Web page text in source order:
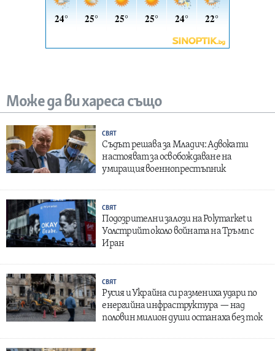
Може да ви хареса също
СВЯТ
Съдът решава за Младич: Адвокати
настояват за освобождаване на
умиращия военнопрестъпник
СВЯТ
Подозрителни залози на Polymarket и
Уолстрийт около войната на Тръмп с
Иран
СВЯТ
Русия и Украйна си размениха удари по
енергийна инфраструктура — над
половин милион души останаха без ток